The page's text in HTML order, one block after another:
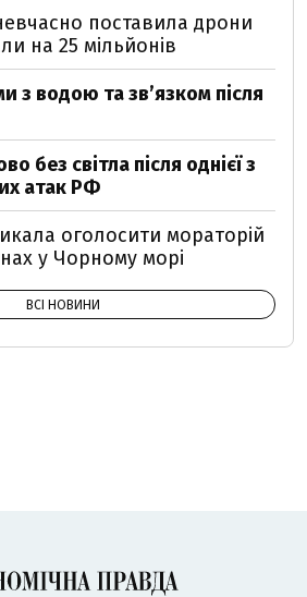
поставила дрони
на 25 мільйонів
з водою та звʼязком після
без світла після однієї з
атак РФ
оголосити мораторій
у Чорному морі
ВСІ НОВИНИ